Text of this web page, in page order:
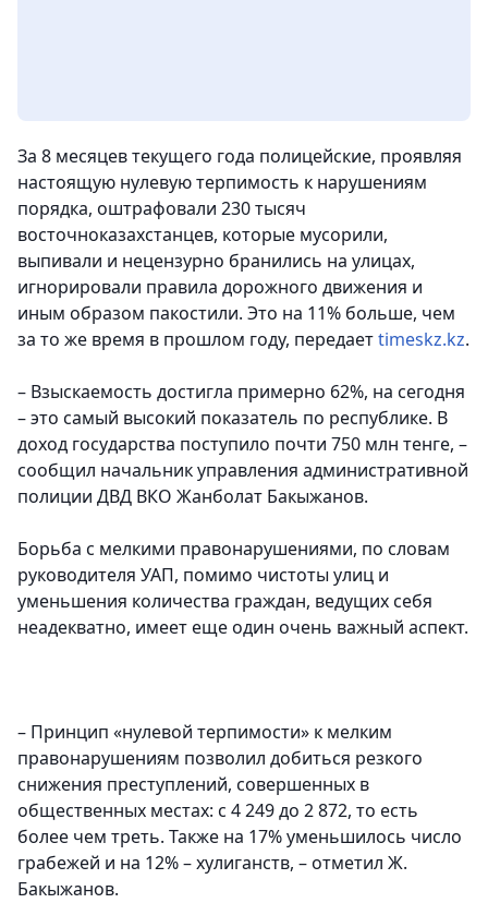
За 8 месяцев текущего года полицейские, проявляя
настоящую нулевую терпимость к нарушениям
порядка, оштрафовали 230 тысяч
восточноказахстанцев, которые мусорили,
выпивали и нецензурно бранились на улицах,
игнорировали правила дорожного движения и
иным образом пакостили. Это на 11% больше, чем
за то же время в прошлом году, передаетtimeskz.kz.
– Взыскаемость достигла примерно 62%, на сегодня
– это самый высокий показатель по республике. В
доход государства поступило почти 750 млн тенге, –
сообщил начальник управления административной
полиции ДВД ВКО Жанболат Бакыжанов.
Борьба с мелкими правонарушениями, по словам
руководителя УАП, помимо чистоты улиц и
уменьшения количества граждан, ведущих себя
неадекватно, имеет еще один очень важный аспект.
– Принцип «нулевой терпимости» к мелким
правонарушениям позволил добиться резкого
снижения преступлений, совершенных в
общественных местах: с 4 249 до 2 872, то есть
более чем треть. Также на 17% уменьшилось число
грабежей и на 12% – хулиганств, – отметил Ж.
Бакыжанов.